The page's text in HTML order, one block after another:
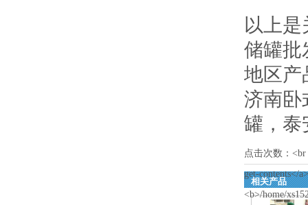
以上
储罐批
地区
济南卧
罐 ， 泰
点击次数： <br
get-contents</
<b>/home/
相关产品